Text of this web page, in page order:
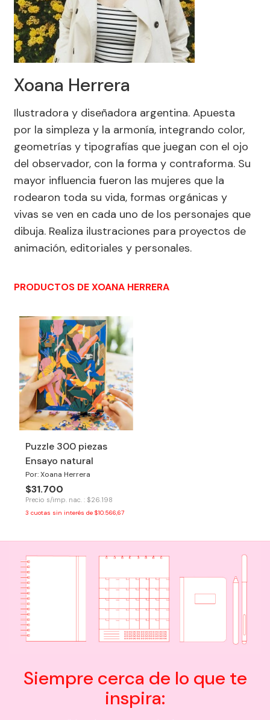
Xoana Herrera
Ilustradora y diseñadora argentina. Apuesta
por la simpleza y la armonía, integrando color,
geometrías y tipografías que juegan con el ojo
del observador, con la forma y contraforma. Su
mayor influencia fueron las mujeres que la
rodearon toda su vida, formas orgánicas y
vivas se ven en cada uno de los personajes que
dibuja. Realiza ilustraciones para proyectos de
animación, editoriales y personales.
PRODUCTOS DE XOANA HERRERA
Puzzle 300 piezas
Ensayo natural
Por: Xoana Herrera
$31.700
Precio s/imp. nac. : $26.198
3 cuotas sin interés de $10.566,67
Siempre cerca de lo que te
inspira: